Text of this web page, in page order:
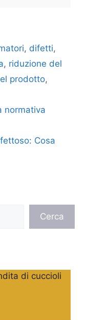
, difetti,
, riduzione del
prodotto,
normativa
Cosa
Cerca
di cuccioli